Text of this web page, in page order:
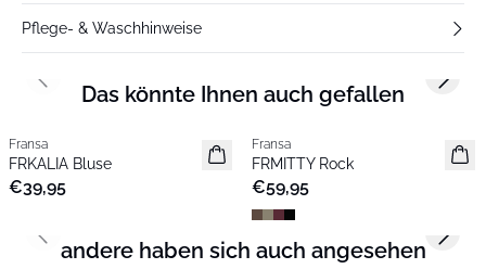
Pflege- & Waschhinweise
Das könnte Ihnen auch gefallen
Neu
Fransa
FRKALIA Bluse
€39,95
Neu
Fransa
FRMITTY Rock
€59,95
Previous slide Next
andere haben sich auch angesehen
Previous slide Next